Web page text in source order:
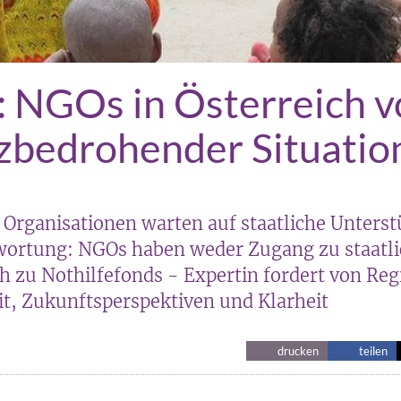
NGOs in Österreich
warten auf staatliche
NGOs haben weder Zugang zu
zu Nothilfefonds - Expertin fordert von
Zukunftsperspektiven und Klarheit
drucken teilen